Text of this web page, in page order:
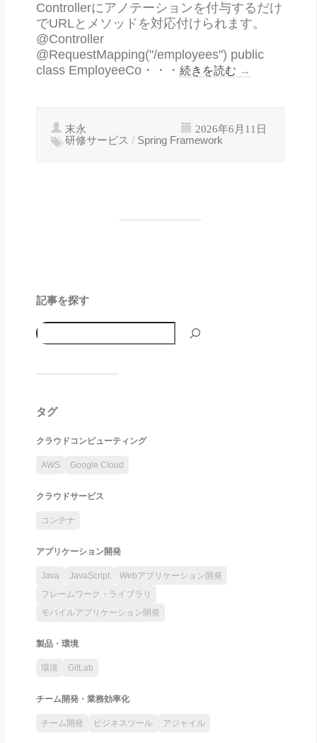
Controllerにアノテーションを付与するだけ
でURLとメソッドを対応付けられます。
@Controller
@RequestMapping("/employees") public
class EmployeeCo・・・ 続きを読む →
末永 2026年6月11日
研修サービス / Spring Framework
記事を探す
タグ
クラウドコンピューティング
AWS Google Cloud
クラウドサービス
コンテナ
アプリケーション開発
Java JavaScript
Webアプリケーション開発
フレームワーク・ライブラリ
モバイルアプリケーション開発
製品・環境
環境 GitLab
チーム開発・業務効率化
チーム開発 ビジネスツール アジャイル